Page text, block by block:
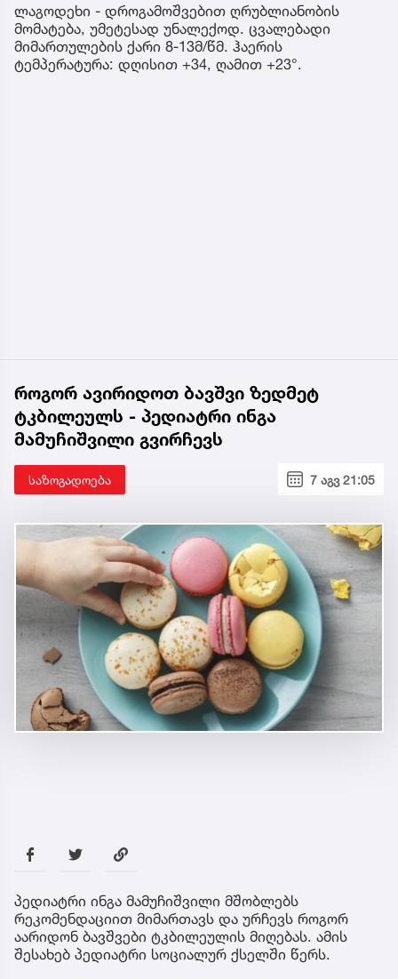
ლაგოდეხი - დროგამოშვებით ღრუბლიანობის
მომატება, უმეტესად უნალექოდ. ცვალებადი
მიმართულების ქარი 8-13მ/წმ. ჰაერის
ტემპერატურა: დღისით +34, ღამით +23°.
როგორ ავირიდოთ ბავშვი ზედმეტ
ტკბილეულს - პედიატრი ინგა
მამუჩიშვილი გვირჩევს
საზოგადოება 7 აგვ 21:05
პედიატრი ინგა მამუჩიშვილი მშობლებს
რეკომენდაციით მიმართავს და ურჩევს როგორ
აარიდონ ბავშვები ტკბილეულის მიღებას. ამის
შესახებ პედიატრი სოციალურ ქსელში წერს.